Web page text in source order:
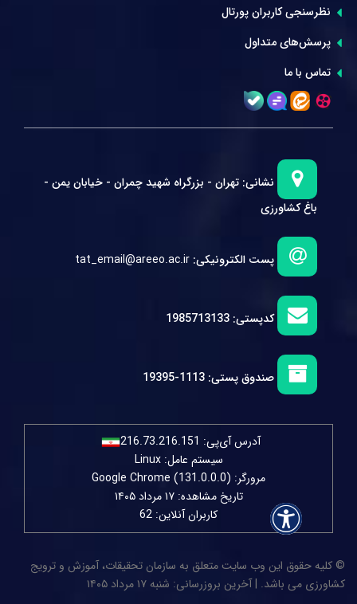
نظرسنجی کاربران پورتال
پرسش‌های متداول
تماس با ما
نشانی: تهران - بزرگراه شهید چمران - خیابان یمن -
باغ کشاورزی
پست الکترونیکی: tat_email@areeo.ac.ir
کدپستی: 1985713133
صندوق پستی: 1113-19395
آدرس آی‌پی: 216.73.216.151
سیستم عامل: Linux
مرورگر: Google Chrome (131.0.0.0)
تاریخ مشاهده: ۱۷ مرداد ۱۴۰۵
کاربران آنلاین: 62
© کلیه حقوق این وب سایت متعلق به سازمان تحقیقات، آموزش و ترویج
کشاورزی می باشد. | آخرین بروزرسانی: شنبه ۱۷ مرداد ۱۴۰۵